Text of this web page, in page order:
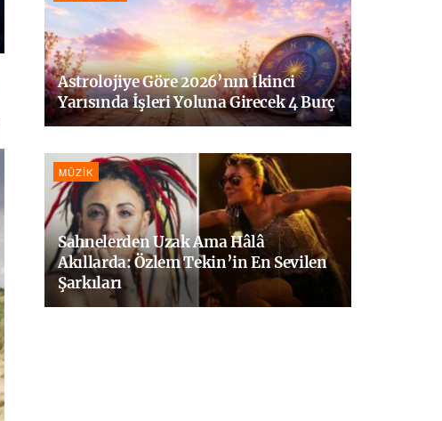
Astrolojiye Göre 2026’nın İkinci
Yarısında İşleri Yoluna Girecek 4 Burç
MÜZIK
Sahnelerden Uzak Ama Hâlâ
Akıllarda: Özlem Tekin’in En Sevilen
Şarkıları